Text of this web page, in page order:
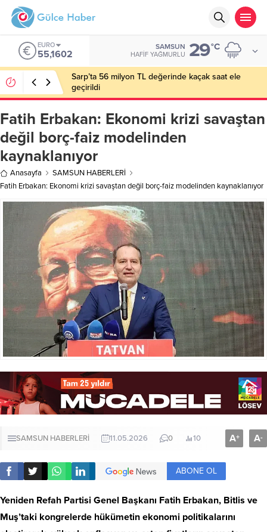
EURO
55,1602
SAMSUN
HAFIF YAĞMURLU 29°C
Sarp’ta 56 milyon TL değerinde kaçak saat ele
geçirildi
Fatih Erbakan: Ekonomi krizi savaştan
değil borç-faiz modelinden
kaynaklanıyor
Anasayfa
SAMSUN HABERLERİ
Fatih Erbakan: Ekonomi krizi savaştan değil borç-faiz modelinden kaynaklanıyor
SAMSUN HABERLERİ 11.05.2026 0 10 A+ A-
ABONE OL
Yeniden Refah Partisi Genel Başkanı Fatih Erbakan, Bitlis ve
Muş’taki kongrelerde hükümetin ekonomi politikalarını